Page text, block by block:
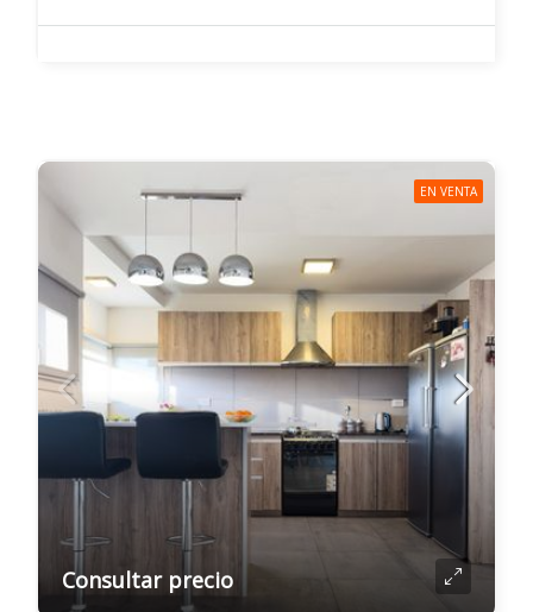
EN VENTA
Consultar precio